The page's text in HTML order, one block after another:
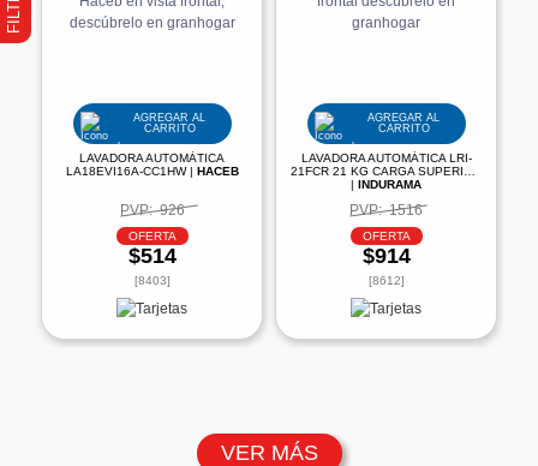
AGREGAR AL
CARRITO
LAVADORA AUTOMÁTICA
LA18EVI16A-CC1HW | HACEB
PVP: 926
OFERTA
$514
[8403]
AGREGAR AL
CARRITO
LAVADORA AUTOMÁTICA LRI-
21FCR 21 KG CARGA SUPERIOR
| INDURAMA
PVP: 1516
OFERTA
$914
[8612]
VER MÁS